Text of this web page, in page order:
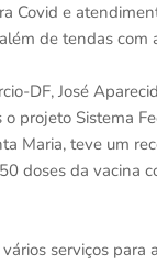
Covid e
de tendas
DF, José
projeto Sistema
Maria, teve um
doses da vacina
serviços